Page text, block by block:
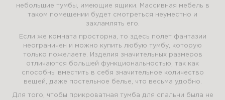
небольшие тумбы, имеющие ящики. Массивная мебель в
таком помещении будет смотреться неуместно и
захламлять его.
Если же комната просторна, то здесь полет фантазии
неограничен и можно купить любую тумбу, которую
только пожелаете. Изделия значительных размеров
отличаются большей функциональностью, так как
способны вместить в себя значительное количество
вещей, даже постельное белье, что весьма удобно.
Для того, чтобы прикроватная тумба для спальни была не